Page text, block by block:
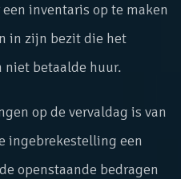
inventaris op te maken
in zijn bezit die het
niet betaalde huur.
op de vervaldag is van
ingebrekestelling een
openstaande bedragen